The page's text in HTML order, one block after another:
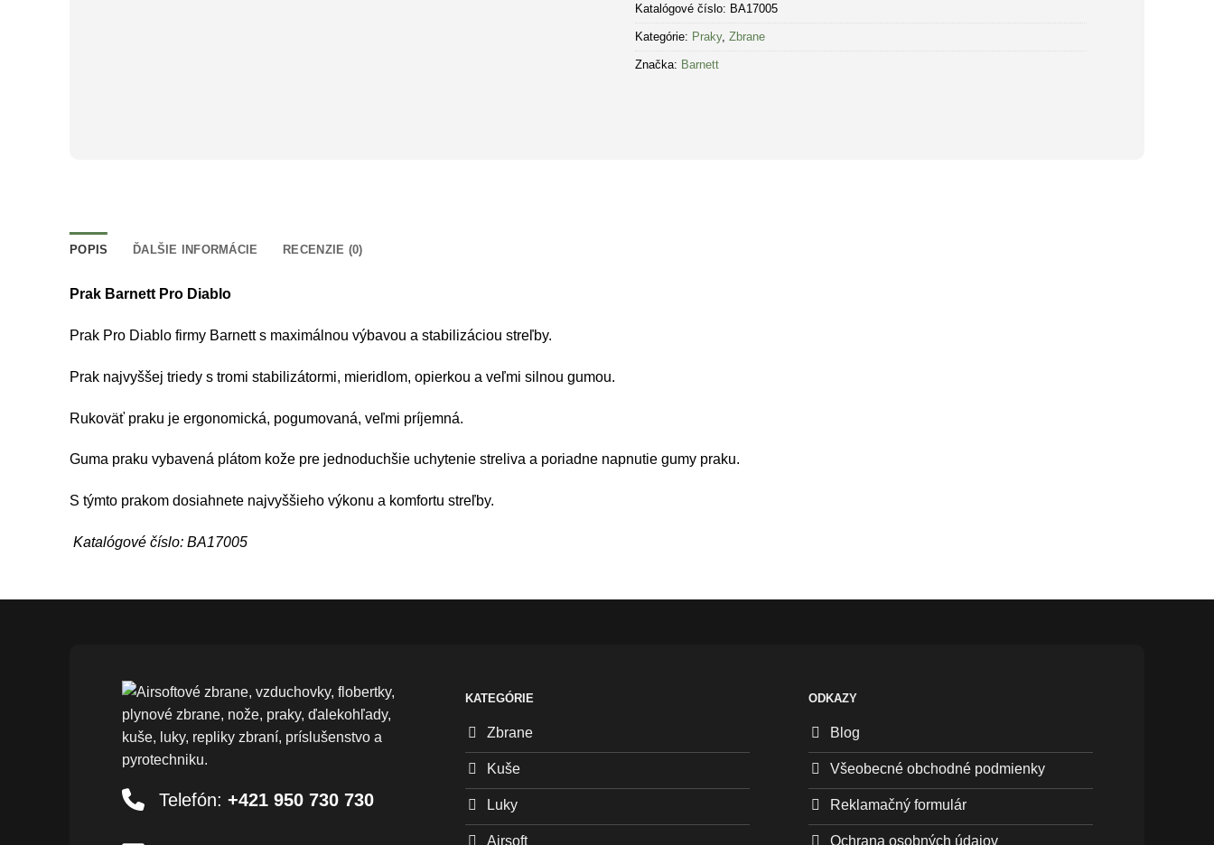
Katalógové číslo: BA17005
Kategórie: Praky, Zbrane
Značka: Barnett
POPIS ĎALŠIE INFORMÁCIE RECENZIE (0)
Prak Barnett Pro Diablo
Prak Pro Diablo firmy Barnett s maximálnou výbavou a stabilizáciou streľby.
Prak najvyššej triedy s tromi stabilizátormi, mieridlom, opierkou a veľmi silnou gumou.
Rukoväť praku je ergonomická, pogumovaná, veľmi príjemná.
Guma praku vybavená plátom kože pre jednoduchšie uchytenie streliva a poriadne napnutie gumy praku.
S týmto prakom dosiahnete najvyššieho výkonu a komfortu streľby.
Katalógové číslo: BA17005
Telefón: +421 950 730 730
KATEGÓRIE
Zbrane
Kuše
Luky
Airsoft
ODKAZY
Blog
Všeobecné obchodné podmienky
Reklamačný formulár
Ochrana osobných údajov